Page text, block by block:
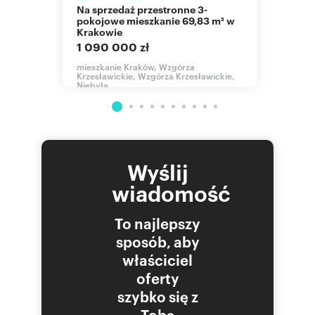
Na sprzedaż przestronne 3-
pokojowe mieszkanie 69,83 m² w
Krakowie
1 090 000 zł
mieszkanie Kraków, Wzgórza
Krzesławickie, Wzgórza Krzesławickie,
Niebyła
Wyślij
wiadomość
To najlepszy
sposób, aby
właściciel
oferty
szybko się z